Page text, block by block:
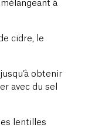
à
cidre, le
obtenir
avec du sel
lentilles